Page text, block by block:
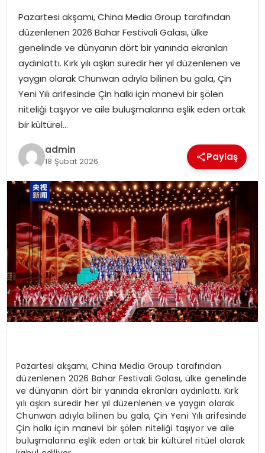
SPOR
EKONOMI
MAGAZIN
DÜNYA
OTOMOBIL
Pazartesi akşamı, China Media Group tarafından
düzenlenen 2026 Bahar Festivali Galası, ülke
genelinde ve dünyanın dört bir yanında ekranları
aydınlattı. Kırk yılı aşkın süredir her yıl düzenlenen ve
yaygın olarak Chunwan adıyla bilinen bu gala, Çin
Yeni Yılı arifesinde Çin halkı için manevi bir şölen
niteliği taşıyor ve aile buluşmalarına eşlik eden ortak
bir kültürel…
admin
18 Şubat 2026 Paylaş
Pazartesi akşamı, China Media Group tarafından
düzenlenen 2026 Bahar Festivali Galası, ülke genelinde
ve dünyanın dört bir yanında ekranları aydınlattı. Kırk
yılı aşkın süredir her yıl düzenlenen ve yaygın olarak
Chunwan adıyla bilinen bu gala, Çin Yeni Yılı arifesinde
Çin halkı için manevi bir şölen niteliği taşıyor ve aile
buluşmalarına eşlik eden ortak bir kültürel ritüel olarak